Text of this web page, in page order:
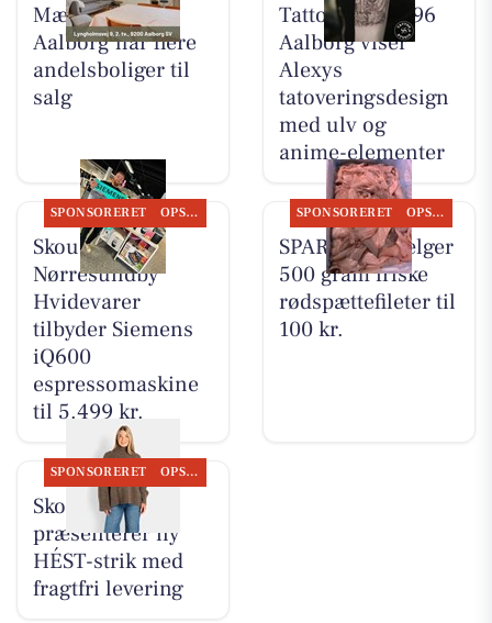
Mæglerhuset
Aalborg har flere
andelsboliger til
salg
Tattoo Studio 96
Aalborg viser
Alexys
tatoveringsdesign
med ulv og
anime-elementer
SPONSORERET OPSLAGSTAVLEN
Skousen
Nørresundby
Hvidevarer
tilbyder Siemens
iQ600
espressomaskine
til 5.499 kr.
SPONSORERET OPSLAGSTAVLEN
SPAR Visse sælger
500 gram friske
rødspættefileter til
100 kr.
SPONSORERET OPSLAGSTAVLEN
Skott Aalborg
præsenterer ny
HÉST-strik med
fragtfri levering